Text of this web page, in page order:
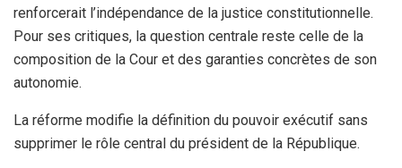
renforcerait l’indépendance de la justice constitutionnelle.
Pour ses critiques, la question centrale reste celle de la
composition de la Cour et des garanties concrètes de son
autonomie.
La réforme modifie la définition du pouvoir exécutif sans
supprimer le rôle central du président de la République.